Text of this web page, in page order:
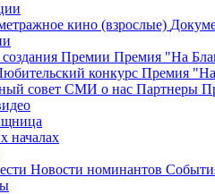
кино (взрослые)
Премии Премия "На
конкурс Премия "На
совет СМИ о нас Партнеры
началах
Новости номинантов